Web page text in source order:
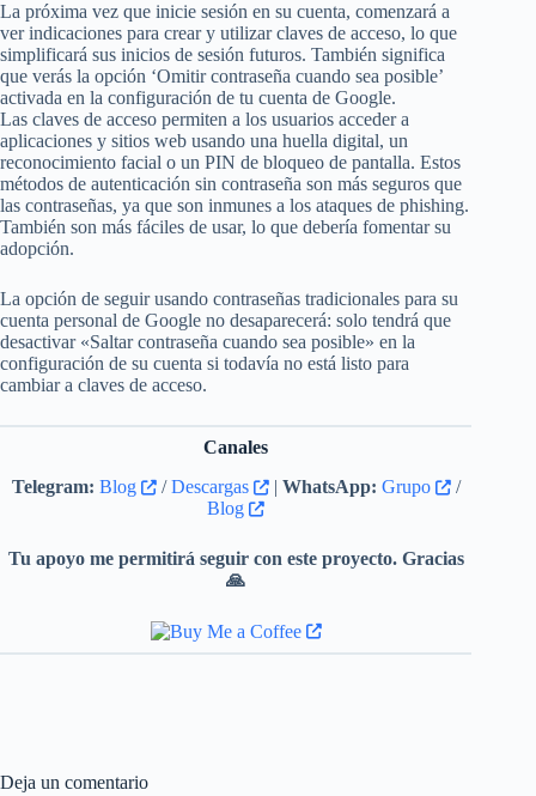
La próxima vez que inicie sesión en su cuenta, comenzará a
ver indicaciones para crear y utilizar claves de acceso, lo que
simplificará sus inicios de sesión futuros. También significa
que verás la opción ‘Omitir contraseña cuando sea posible’
activada en la configuración de tu cuenta de Google.
Las claves de acceso permiten a los usuarios acceder a
aplicaciones y sitios web usando una huella digital, un
reconocimiento facial o un PIN de bloqueo de pantalla. Estos
métodos de autenticación sin contraseña son más seguros que
las contraseñas, ya que son inmunes a los ataques de phishing.
También son más fáciles de usar, lo que debería fomentar su
adopción.
La opción de seguir usando contraseñas tradicionales para su
cuenta personal de Google no desaparecerá: solo tendrá que
desactivar «Saltar contraseña cuando sea posible» en la
configuración de su cuenta si todavía no está listo para
cambiar a claves de acceso.
Canales
Telegram: Blog /Descargas | WhatsApp: Grupo
/
Blog
Tu apoyo me permitirá seguir con este proyecto. Gracias
🙏
Deja un comentario